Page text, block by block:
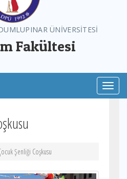
ÜNİVERSİTESİ
Fakültesi
Şenliği Coşkusu